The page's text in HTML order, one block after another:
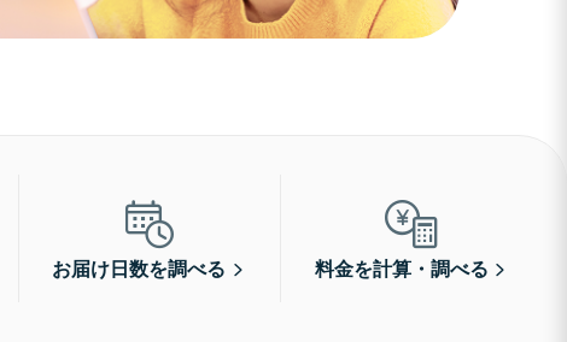
お届け日数を調べる 料金を計算・調べる